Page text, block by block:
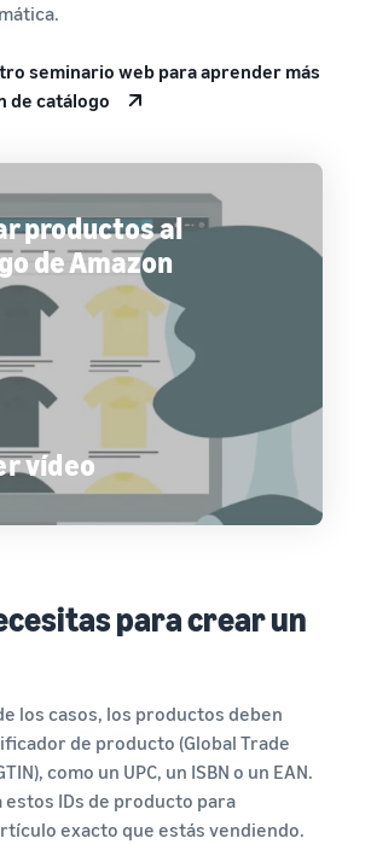
seminario web para aprender más
de catálogo
productos al
de Amazon
vídeo
para crear un
los casos, los productos deben
de producto (Global Trade
como un UPC, un ISBN o un EAN.
estos IDs de producto para
exacto que estás vendiendo.